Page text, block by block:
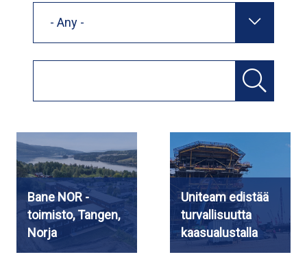
- Any -
Bane NOR -
toimisto, Tangen,
Norja
Uniteam edistää
turvallisuutta
kaasualustalla